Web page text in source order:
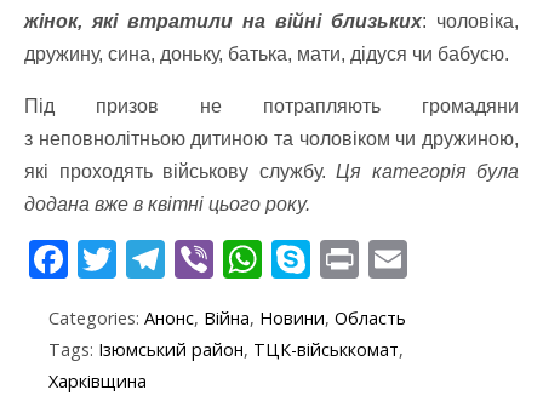
жінок, які втратили на війні близьких: чоловіка,
дружину, сина, доньку, батька, мати, дідуся чи бабусю.
Під призов не потрапляють громадяни
з неповнолітньою дитиною та чоловіком чи дружиною,
які проходять військову службу. Ця категорія була
додана вже в квітні цього року.
F
e
b
T
itt
er
T
e
gr
Vi
b
er
W
at
s
S
y
Pr
t
Categories: Анонс, Війна, Новини, Область
Tags: Ізюмський район, ТЦК-військкомат,
Харківщина